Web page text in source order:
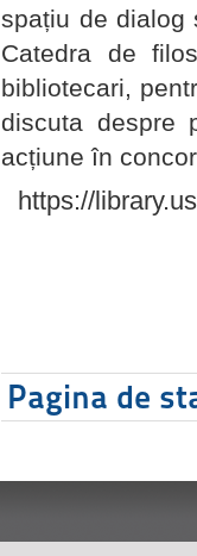
spațiu de dialog
Catedra de
bibliotecari,
discuta despre
acțiune în
https://
Pagina de